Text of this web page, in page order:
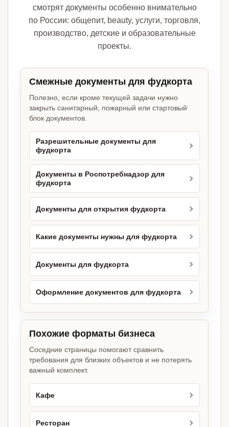
смотрят документы особенно внимательно
по России: общепит, beauty, услуги, торговля,
производство, детские и образовательные
проекты.
Смежные документы для фудкорта
Полезно, если кроме текущей задачи нужно
закрыть санитарный, пожарный или стартовый
блок документов.
Разрешительные документы для
фудкорта
Документы в Роспотребнадзор для
фудкорта
Документы для открытия фудкорта
Какие документы нужны для фудкорта
Документы для фудкорта
Оформление документов для фудкорта
Похожие форматы бизнеса
Соседние страницы помогают сравнить
требования для близких объектов и не потерять
важный комплект.
Кафе
Ресторан